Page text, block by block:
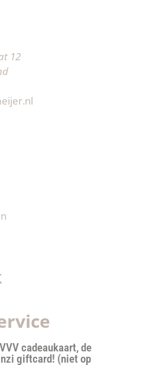
12
cadeaukaart, de
giftcard! (niet op